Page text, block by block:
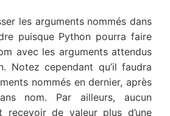
les arguments nommés dans
puisque Python pourra faire
avec les arguments attendus
Notez cependant qu’il faudra
nommés en dernier, après
nom. Par ailleurs, aucun
recevoir de valeur plus d’une